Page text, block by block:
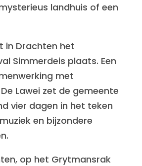
landhuis of een
in Drachten het
Simmerdeis plaats. Een
met
Lawei zet de gemeente
vier dagen in het teken
en bijzondere
op het Grytmansrak